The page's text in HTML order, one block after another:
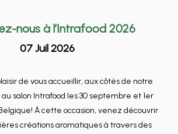
nous à l’Intrafood 2026
07 Juil 2026
de vous accueillir, aux côtés de notre
salon Intrafood les 30 septembre et 1er
À cette occasion, venez découvrir
créations aromatiques à travers des